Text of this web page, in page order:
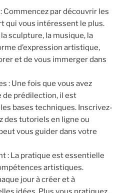
Commencez par découvrir les
qui vous intéressent le plus.
sculpture, la musique, la
d’expression artistique,
et de vous immerger dans
: Une fois que vous avez
prédilection, il est
bases techniques. Inscrivez-
des tutoriels en ligne ou
vous guider dans votre
: La pratique est essentielle
artistiques.
jour à créer et à